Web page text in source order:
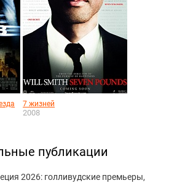
7 жизней
2008
публикации
2026: голливудские премьеры,